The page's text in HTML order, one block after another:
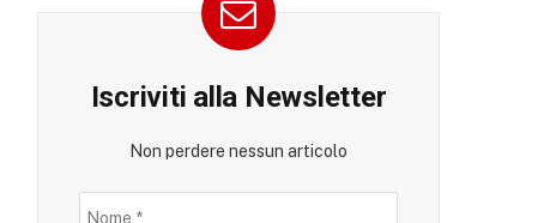
Iscriviti alla Newsletter
Non perdere nessun articolo